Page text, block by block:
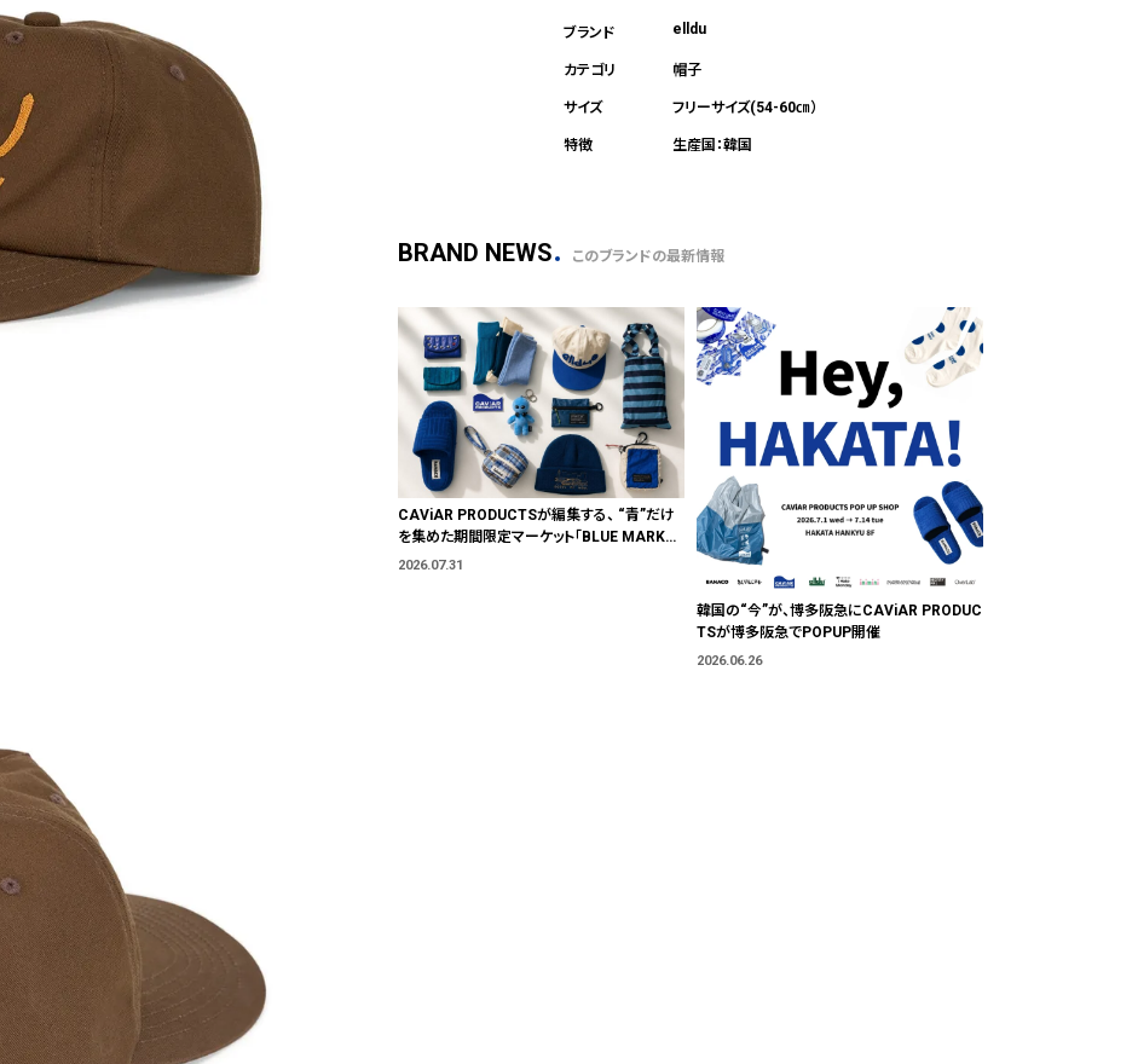
elldu
帽子
フリーサイズ(54-60㎝）
生産国：韓国
BRAND NEWS このブランドの最新情報
CAViAR PRODUCTSが編集する、 “青”だけ
を集めた期間限定マーケット「BLUE MARKE
T」が横浜に。ブランドではなく、"色"から出会
2026.07.31
韓国の“今”が、博多阪急にCAViAR PRODUC
TSが博多阪急でPOPUP開催
2026.06.26